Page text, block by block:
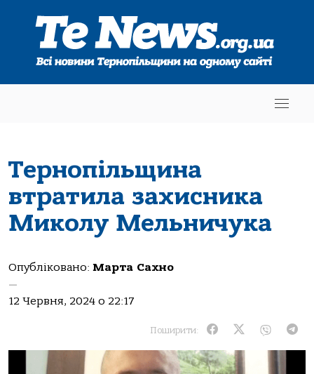
Тернопільщина
втратила захисника
Миколу Мельничука
Опубліковано: Марта Сахно
—
12 Червня, 2024 о 22:17
Поширити: